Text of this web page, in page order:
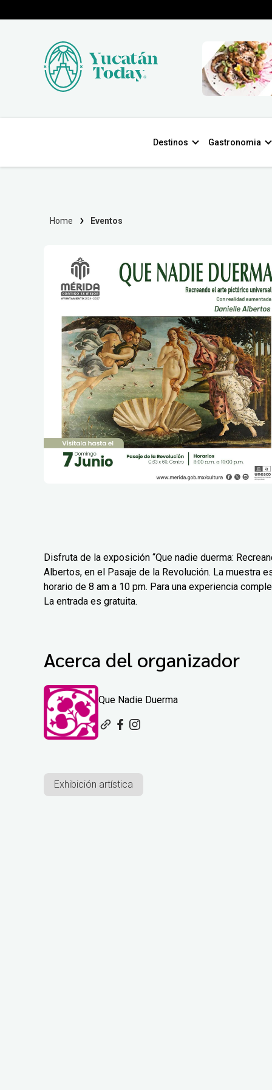
Destinos Gastronomia
Home Eventos
Disfruta de la exposición “Que nadie duerma:
Albertos, en el Pasaje de la Revolución. La muestra
horario de 8 am a 10 pm. Para una experiencia
La entrada es gratuita.
Acerca del organizador
Que Nadie Duerma
Exhibición artística